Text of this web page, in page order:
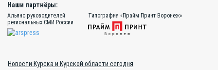
Наши партнёры:
Альянс руководителей
региональных СМИ России
Типография «Прайм Принт Воронеж»
Новости Курска и Курской области сегодня